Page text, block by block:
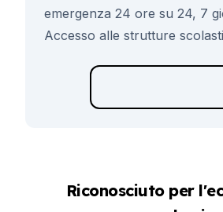
emergenza 24 ore su 24, 7
Accesso alle strutture
Riconosciuto per